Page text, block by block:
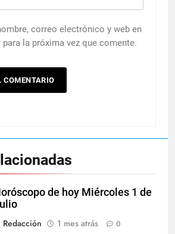
correo electrónico y web en
para la próxima vez que comente.
de hoy Miércoles 1 de
Redacción
1 mes atrás 0